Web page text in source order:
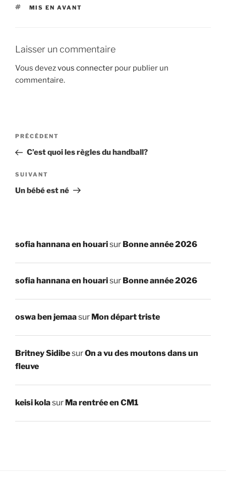
ÉTIQUETTES
MIS EN AVANT
Laisser un commentaire
Vous devezvous connecter pour publier un
commentaire.
Navigation
l’article
Article
précédent
PRÉCÉDENT
C’est quoi les règles du handball?
Article
suivant
SUIVANT
Un bébé est né
sofia hannana en houarisur Bonne année 2026
sofia hannana en houarisur Bonne année 2026
oswa ben jemaasur Mon départ triste
Britney SidibesurOn a vu des moutons dans un
fleuve
keisi kolasur Ma rentrée en CM1